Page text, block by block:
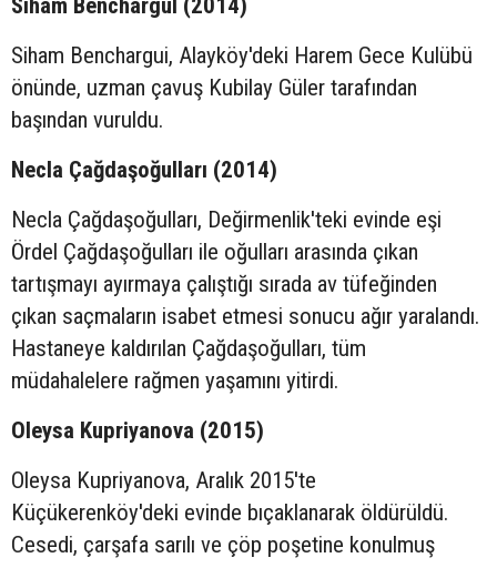
Siham Benchargul (2014)
Siham Benchargui, Alayköy'deki Harem Gece Kulübü
önünde, uzman çavuş Kubilay Güler tarafından
başından vuruldu.
Necla Çağdaşoğulları (2014)
Necla Çağdaşoğulları, Değirmenlik'teki evinde eşi
Ördel Çağdaşoğulları ile oğulları arasında çıkan
tartışmayı ayırmaya çalıştığı sırada av tüfeğinden
çıkan saçmaların isabet etmesi sonucu ağır yaralandı.
Hastaneye kaldırılan Çağdaşoğulları, tüm
müdahalelere rağmen yaşamını yitirdi.
Oleysa Kupriyanova (2015)
Oleysa Kupriyanova, Aralık 2015'te
Küçükerenköy'deki evinde bıçaklanarak öldürüldü.
Cesedi, çarşafa sarılı ve çöp poşetine konulmuş